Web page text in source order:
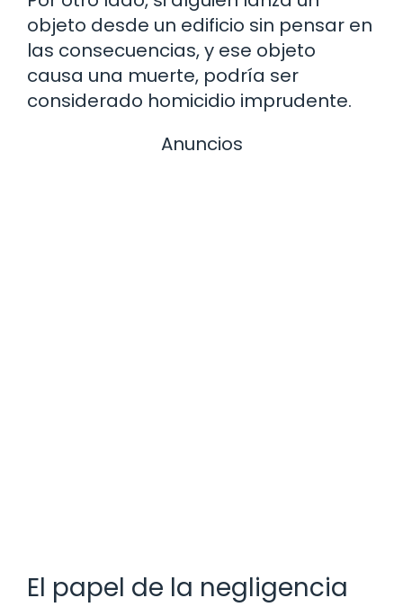
objeto desde un edificio sin pensar en
las consecuencias, y ese objeto
causa una muerte, podría ser
considerado homicidio imprudente.
Anuncios
El papel de la negligencia